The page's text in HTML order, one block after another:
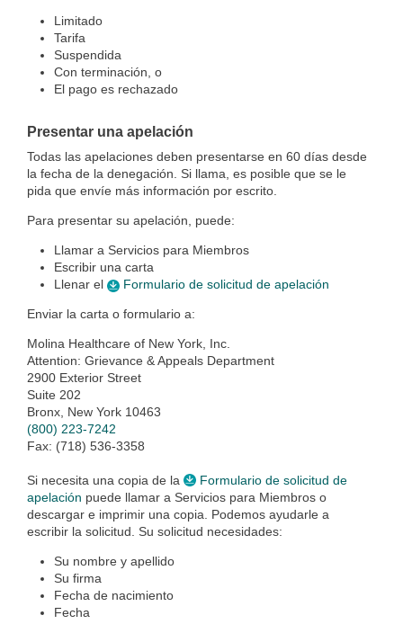
Limitado
Tarifa
Suspendida
Con terminación, o
El pago es rechazado
Presentar una apelación
Todas las apelaciones deben presentarse en 60 días desde
la fecha de la denegación. Si llama, es posible que se le
pida que envíe más información por escrito.
Para presentar su apelación, puede:
Llamar a Servicios para Miembros
Escribir una carta
Llenar el
Formulario de solicitud de apelación
Enviar la carta o formulario a:
Molina Healthcare of New York, Inc.
Attention: Grievance & Appeals Department
2900 Exterior Street
Suite 202
Bronx, New York 10463
(800) 223-7242
Fax: (718) 536-3358
Si necesita una copia de la
Formulario de solicitud de
apelación puede llamar a Servicios para Miembros o
descargar e imprimir una copia. Podemos ayudarle a
escribir la solicitud. Su solicitud necesidades:
Su nombre y apellido
Su firma
Fecha de nacimiento
Fecha